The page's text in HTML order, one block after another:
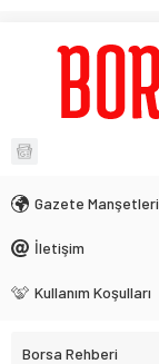
Gazete Manşetleri
İletişim
Kullanım Koşulları
Borsa Rehberi